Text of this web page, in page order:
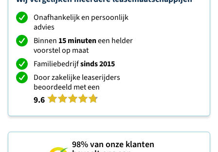
Onafhankelijk en persoonlijk
advies
Binnen 15 minuteneen helder
voorstel op maat
Familiebedrijfsinds 2015
Door zakelijke leaserijders
beoordeeld met een
9.6
98%van onze klanten